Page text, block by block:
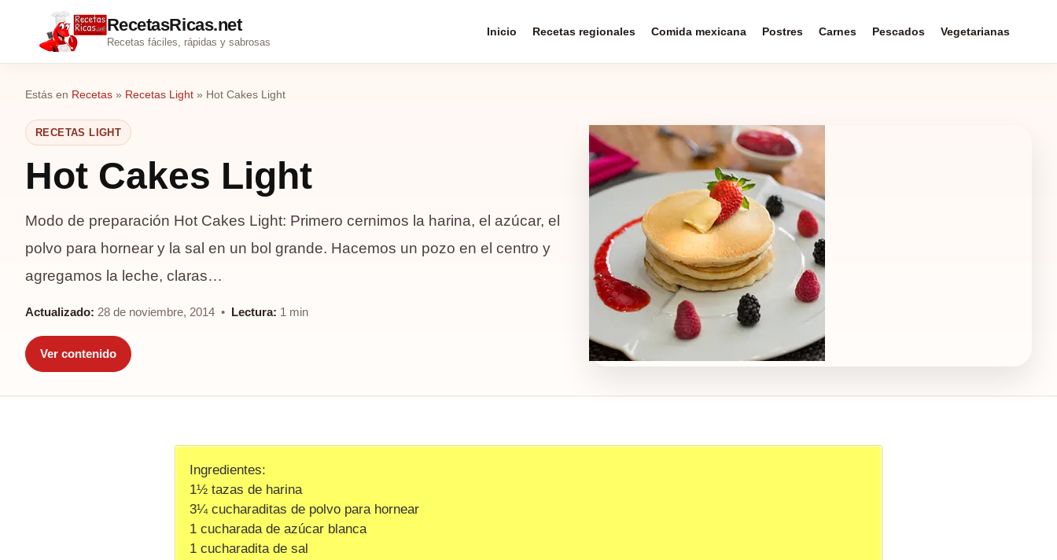
RecetasRicas.net
Recetas fáciles, rápidas y sabrosas
Inicio Recetas regionales Comida mexicana Postres Carnes Pescados Vegetarianas
Estás en Recetas » Recetas Light » Hot Cakes Light
RECETAS LIGHT
Hot Cakes Light
Modo de preparación Hot Cakes Light: Primero cernimos la harina, el azúcar, el
polvo para hornear y la sal en un bol grande. Hacemos un pozo en el centro y
agregamos la leche, claras…
Actualizado: 28 de noviembre, 2014 • Lectura: 1 min
Ver contenido
Ingredientes:
1½ tazas de harina
3¼ cucharaditas de polvo para hornear
1 cucharada de azúcar blanca
1 cucharadita de sal